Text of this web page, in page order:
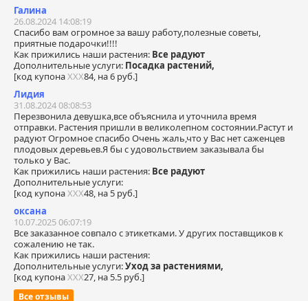
Галина
26.08.2024 14:08:19
Спасибо вам огромное за вашу работу,полезные советы,
приятные подарочки!!!!
Как прижились наши растения: Все радуют
Дополнительные услуги: Посадка растений,
[код купонаХХХ84, на 6 руб.]
Лидия
31.08.2024 08:08:53
Перезвонила девушка,все объяснила и уточнила время
отправки. Растения пришли в великолепном состоянии.Растут и
радуют Огромное спасибо Очень жаль,что у Вас нет саженцев
плодовых деревьев.Я бы с удовольствием заказывала бы
только у Вас.
Как прижились наши растения: Все радуют
Дополнительные услуги:
[код купонаХХХ48, на 5 руб.]
оксана
10.07.2025 06:07:19
Все заказанное совпало с этикетками. У других поставщиков к
сожалению не так.
Как прижились наши растения:
Дополнительные услуги:Уход за растениями,
[код купонаХХХ27, на 5.5 руб.]
Все отзывы